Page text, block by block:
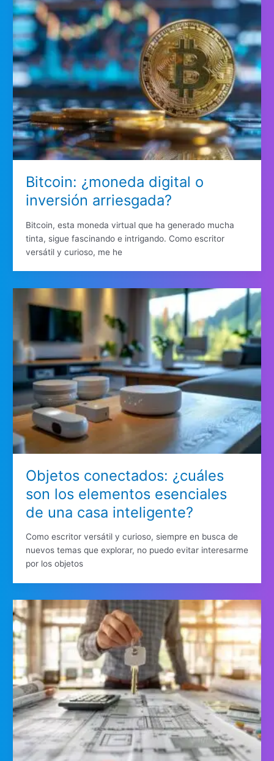
Bitcoin: ¿moneda digital o
inversión arriesgada?
Bitcoin, esta moneda virtual que ha generado mucha
tinta, sigue fascinando e intrigando. Como escritor
versátil y curioso, me he
Objetos conectados: ¿cuáles
son los elementos esenciales
de una casa inteligente?
Como escritor versátil y curioso, siempre en busca de
nuevos temas que explorar, no puedo evitar interesarme
por los objetos